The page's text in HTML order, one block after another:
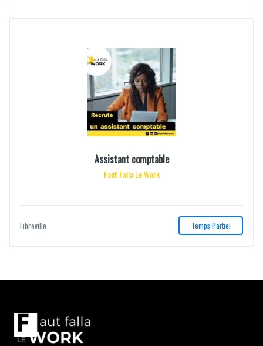
Assistant comptable
Faut Falla Le Work
Libreville Temps Partiel